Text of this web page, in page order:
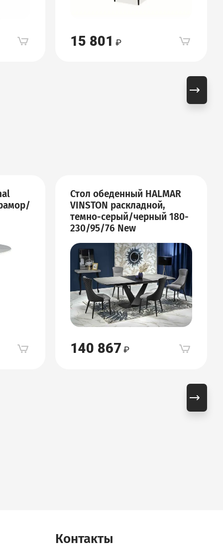
15 801
Стол обеденный HALMAR
VINSTON раскладной,
темно-серый/черный 180-
230/95/76 New
140 867
Контакты